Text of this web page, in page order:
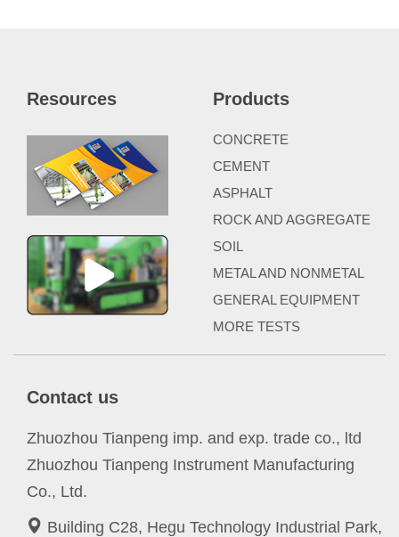
Resources Products
CONCRETE
CEMENT
ASPHALT
ROCK AND AGGREGATE
SOIL
METAL AND NONMETAL
GENERAL EQUIPMENT
MORE TESTS
Contact us
Zhuozhou Tianpeng imp. and exp. trade co., ltd
Zhuozhou Tianpeng Instrument Manufacturing
Co., Ltd.
Building C28, Hegu Technology Industrial Park,